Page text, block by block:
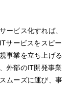
ービス化すれば、
サービスをスピー
事業を立ち上げる
外部のIT開発事業
ムーズに運び、事